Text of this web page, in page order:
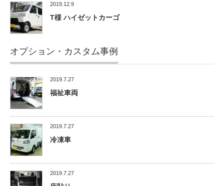
2019.12.9
T様 ハイゼットカーゴ
オプション・カスタム事例
2019.7.27
福祉車両
2019.7.27
冷凍車
2019.7.27